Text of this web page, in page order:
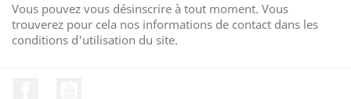
Vous pouvez vous désinscrire à tout moment. Vous
trouverez pour cela nos informations de contact dans les
conditions d'utilisation du site.